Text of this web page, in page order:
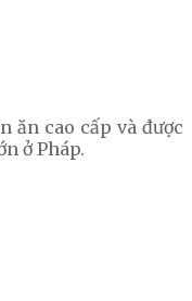
ăn cao cấp và được
ở Pháp.